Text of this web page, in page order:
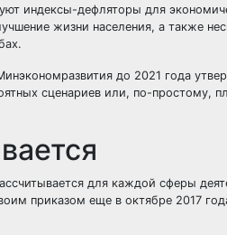
индексы-дефляторы для
жизни населения, а также
до 2021 года
сценариев или, по-простому,
для каждой сферы
приказом еще в октябре 2017